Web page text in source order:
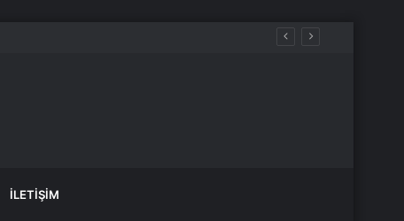
İLETIŞIM